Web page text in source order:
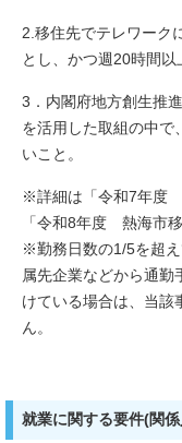
2.移住先でテレワーク
とし、かつ週20時間以
3．内閣府地方創生推
を活用した取組の中で
いこと。
※詳細は「令和7年度
「令和8年度 熱海市
※勤務日数の1/5を超
属先企業などから通勤
けている場合は、当該
ん。
就業に関する要件(関